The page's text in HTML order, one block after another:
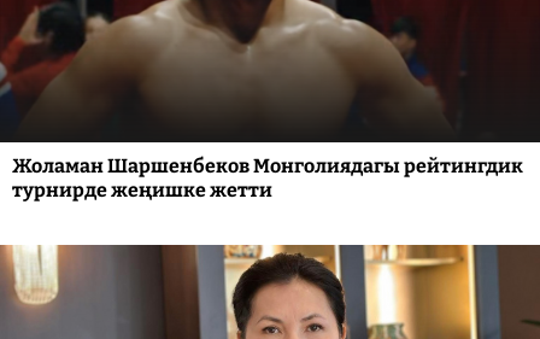
Жоламан Шаршенбеков Монголиядагы рейтингдик
турнирде жеңишке жетти